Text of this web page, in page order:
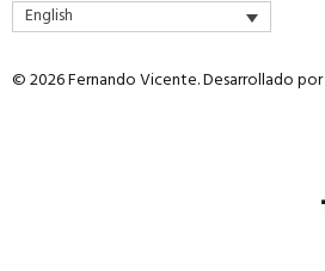
English
© 2026 Fernando Vicente. Desarrollado por